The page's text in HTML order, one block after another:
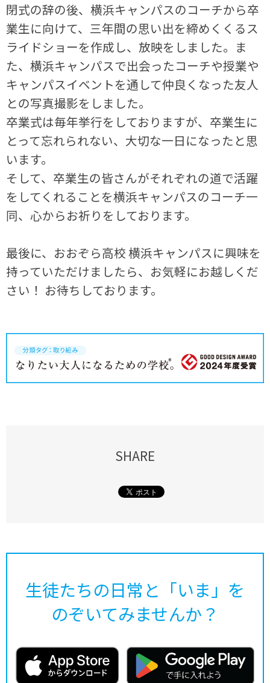
閉式の辞の後、横浜キャンパスのコーチから卒
業生に向けて、三年間の思い出を締めくくるス
ライドショーを作成し、放映をしました。ま
た、横浜キャンパスで出会ったコーチや授業や
キャンパスイベントを通して仲良くなった友人
との写真撮影をしました。
卒業式は毎年挙行をしておりますが、卒業生に
とって忘れられない、大切な一日になったと思
います。
そして、卒業生の皆さんがそれぞれの道で活躍
をしてくれることを横浜キャンパスのコーチ一
同、心からお祈りをしております。
最後に、おおぞら高校 横浜キャンパスに興味を
持っていただけましたら、お気軽にお越しくだ
さい！ お待ちしております。
SHARE
生徒たちの日常と「いま」を
のぞいてみませんか？